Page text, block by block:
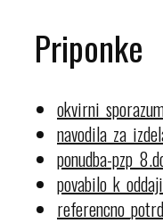
Priponke
ponudba-